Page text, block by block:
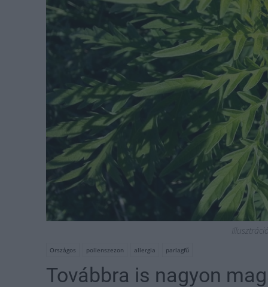
Országos pollenszezon allergia parlagfű
Továbbra is nagyon